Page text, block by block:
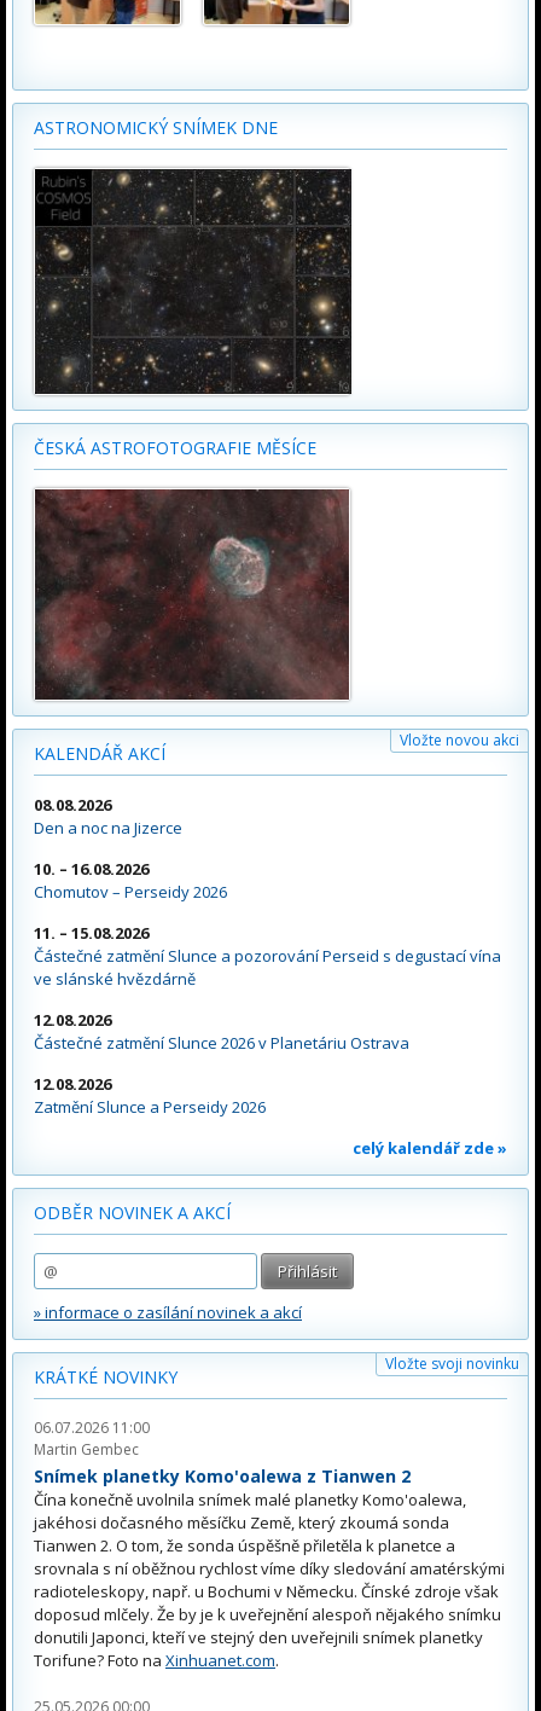
ASTRONOMICKÝ SNÍMEK DNE
ČESKÁ ASTROFOTOGRAFIE MĚSÍCE
KALENDÁŘ AKCÍ
Vložte novou akci
08.08.2026
Den a noc na Jizerce
10. – 16.08.2026
Chomutov – Perseidy 2026
11. – 15.08.2026
Částečné zatmění Slunce a pozorování Perseid s degustací vína
ve slánské hvězdárně
12.08.2026
Částečné zatmění Slunce 2026 v Planetáriu Ostrava
12.08.2026
Zatmění Slunce a Perseidy 2026
celý kalendář zde »
ODBĚR NOVINEK A AKCÍ
» informace o zasílání novinek a akcí
Vložte svoji novinku
KRÁTKÉ NOVINKY
06.07.2026 11:00
Martin Gembec
Snímek planetky Komo'oalewa z Tianwen 2
Čína konečně uvolnila snímek malé planetky Komo'oalewa,
jakéhosi dočasného měsíčku Země, který zkoumá sonda
Tianwen 2. O tom, že sonda úspěšně přiletěla k planetce a
srovnala s ní oběžnou rychlost víme díky sledování amatérskými
radioteleskopy, např. u Bochumi v Německu. Čínské zdroje však
doposud mlčely. Že by je k uveřejnění alespoň nějakého snímku
donutili Japonci, kteří ve stejný den uveřejnili snímek planetky
Torifune? Foto na Xinhuanet.com.